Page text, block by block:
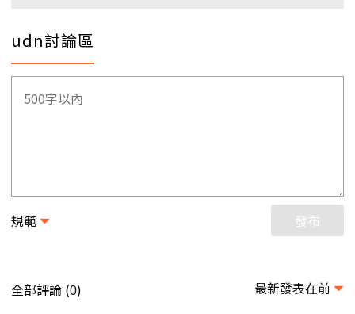
udn討論區
規範 發布
全部評論 (0) 最新發表在前